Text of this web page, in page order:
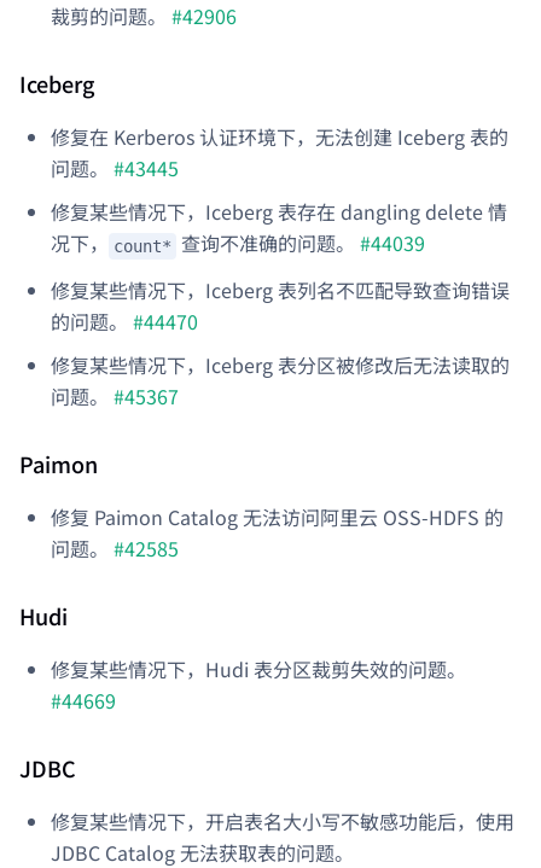
裁剪的问题。 #42906
Iceberg
修复在 Kerberos 认证环境下，无法创建 Iceberg 表的
问题。 #43445
修复某些情况下，Iceberg 表存在 dangling delete 情
况下，
count* 查询不准确的问题。 #44039
修复某些情况下，Iceberg 表列名不匹配导致查询错误
的问题。 #44470
修复某些情况下，Iceberg 表分区被修改后无法读取的
问题。 #45367
Paimon
修复 Paimon Catalog 无法访问阿里云 OSS-HDFS 的
问题。 #42585
Hudi
修复某些情况下，Hudi 表分区裁剪失效的问题。
#44669
JDBC
修复某些情况下，开启表名大小写不敏感功能后，使用
JDBC Catalog 无法获取表的问题。